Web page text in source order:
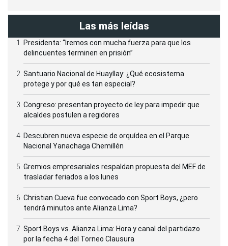
Las más leídas
Presidenta: “Iremos con mucha fuerza para que los
delincuentes terminen en prisión”
Santuario Nacional de Huayllay: ¿Qué ecosistema
protege y por qué es tan especial?
Congreso: presentan proyecto de ley para impedir que
alcaldes postulen a regidores
Descubren nueva especie de orquídea en el Parque
Nacional Yanachaga Chemillén
Gremios empresariales respaldan propuesta del MEF de
trasladar feriados a los lunes
Christian Cueva fue convocado con Sport Boys, ¿pero
tendrá minutos ante Alianza Lima?
Sport Boys vs. Alianza Lima: Hora y canal del partidazo
por la fecha 4 del Torneo Clausura